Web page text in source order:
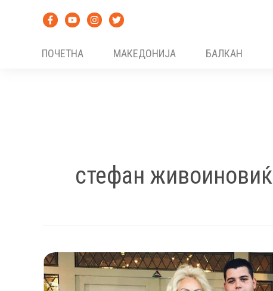
ПОЧЕТНА
МАКЕДОНИЈА БАЛКАН
стефан живоиновиќ